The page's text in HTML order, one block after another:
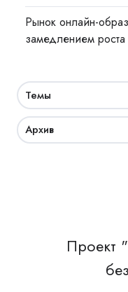
Рынок онлайн-
замедлением роста
Темы
Архив
Проект